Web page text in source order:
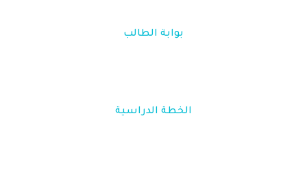
بوابة الطالب
الخطة الدراسية